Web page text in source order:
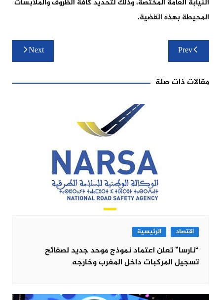
النيابة العامة المختصة، وذلك لتحديد كافة الظروف والملابسات
المحيطة بهذه القضية.
تصفّح
المقالات
Prev
Next
مقالات ذات صلة
اقتصاد الرئيسية
“نارسا” تعلن اعتماد نموذج موحد جديد لصفائح
تسجيل المركبات داخل المغرب وخارجه